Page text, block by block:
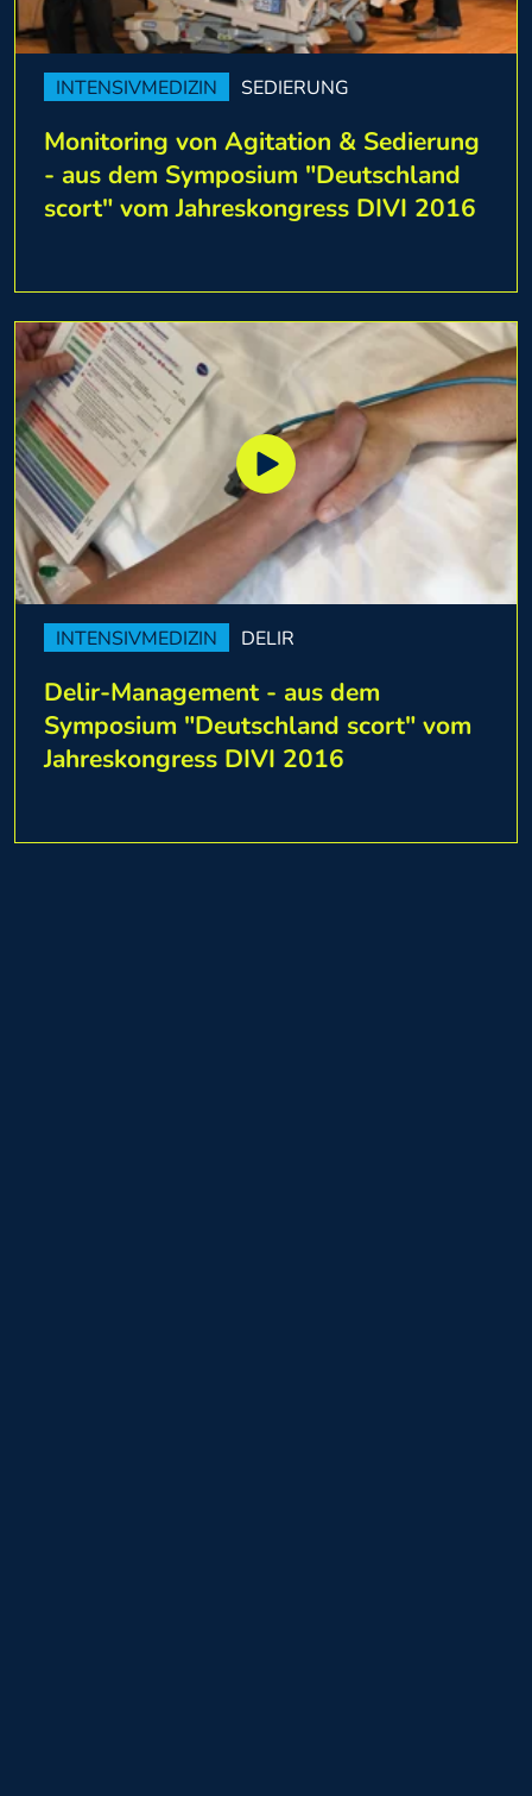
INTENSIVMEDIZIN SEDIERUNG
Monitoring von Agitation & Sedierung
- aus dem Symposium "Deutschland
scort" vom Jahreskongress DIVI 2016
INTENSIVMEDIZIN DELIR
Delir-Management - aus dem
Symposium "Deutschland scort" vom
Jahreskongress DIVI 2016